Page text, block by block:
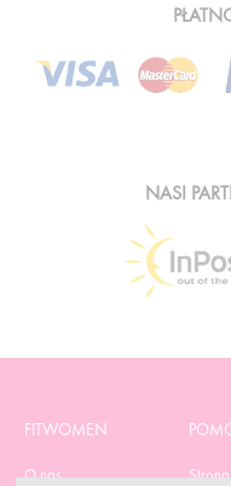
NASI
FITWOMEN
O nas